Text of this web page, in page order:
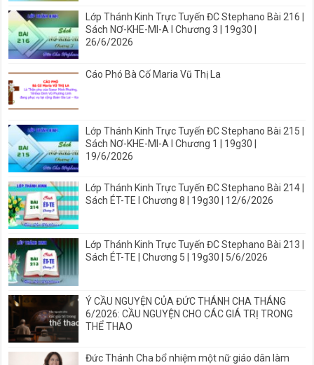
Lớp Thánh Kinh Trực Tuyến ĐC Stephano Bài 216 |
Sách NƠ-KHE-MI-A I Chương 3 | 19g30 |
26/6/2026
Cáo Phó Bà Cố Maria Vũ Thị La
Lớp Thánh Kinh Trực Tuyến ĐC Stephano Bài 215 |
Sách NƠ-KHE-MI-A I Chương 1 | 19g30 |
19/6/2026
Lớp Thánh Kinh Trực Tuyến ĐC Stephano Bài 214 |
Sách ÉT-TE I Chương 8 | 19g30 | 12/6/2026
Lớp Thánh Kinh Trực Tuyến ĐC Stephano Bài 213 |
Sách ÉT-TE | Chương 5 | 19g30 | 5/6/2026
Ý CẦU NGUYỆN CỦA ĐỨC THÁNH CHA THÁNG
6/2026: CẦU NGUYỆN CHO CÁC GIÁ TRỊ TRONG
THỂ THAO
Đức Thánh Cha bổ nhiệm một nữ giáo dân làm